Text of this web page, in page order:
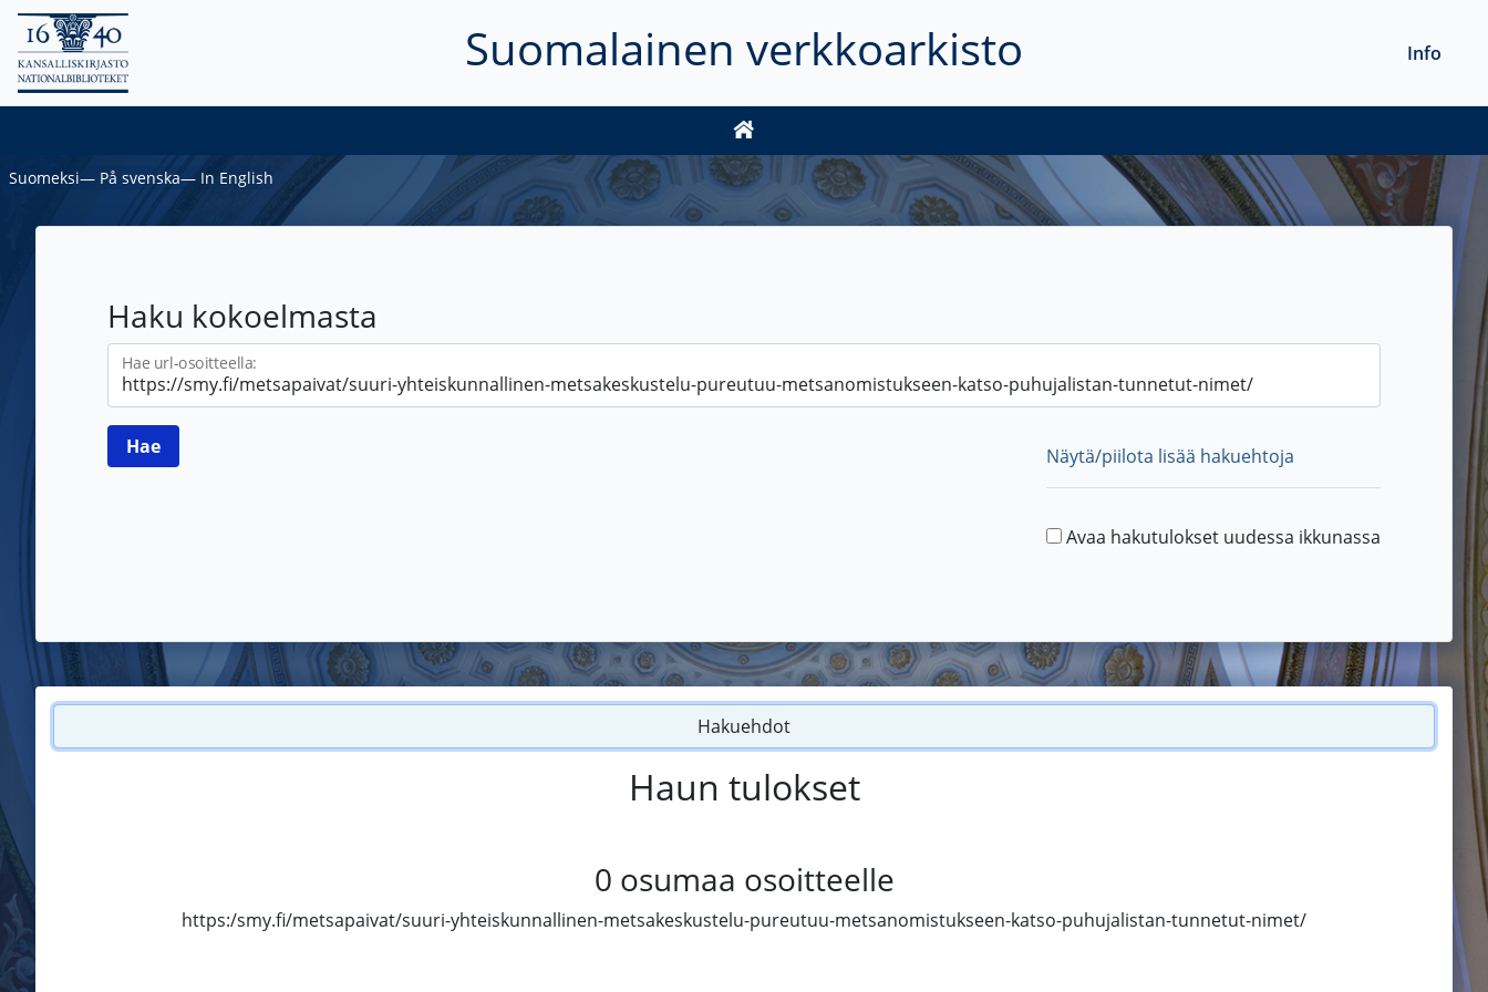
Suomalainen verkkoarkisto Info
Suomeksi― På svenska― In English
Haku kokoelmasta
Hae url-osoitteella:
Näytä/piilota lisää hakuehtoja
Avaa hakutulokset uudessa ikkunassa
Hakuehdot
Haun tulokset
0 osumaa osoitteelle
https:/smy.fi/metsapaivat/suuri-yhteiskunnallinen-metsakeskustelu-pureutuu-metsanomistukseen-katso-puhujalistan-tunnetut-nimet/